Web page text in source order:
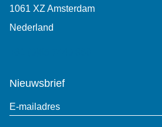
1061 XZ Amsterdam
Nederland
Nieuwsbrief
E-mailadres